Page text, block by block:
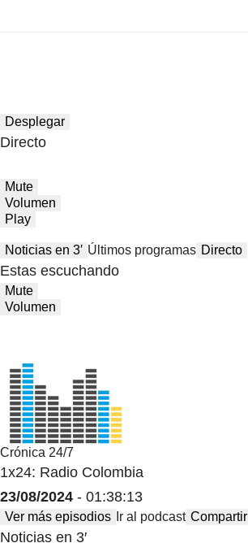
Desplegar
Directo
Mute
Volumen
Play
Noticias en 3′ Últimos programas Directo
Estas escuchando
Mute
Volumen
Crónica 24/7
1x24: Radio Colombia
23/08/2024 - 01:38:13
Ver más episodios Ir al podcast Compartir
Noticias en 3′